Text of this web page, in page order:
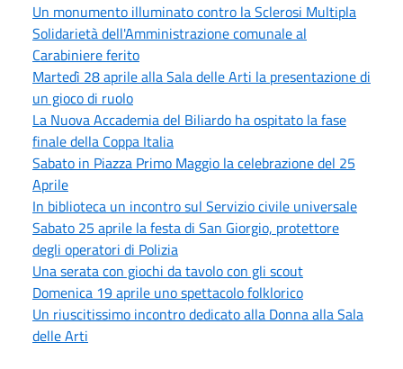
Un monumento illuminato contro la Sclerosi Multipla
Solidarietà dell'Amministrazione comunale al
Carabiniere ferito
Martedì 28 aprile alla Sala delle Arti la presentazione di
un gioco di ruolo
La Nuova Accademia del Biliardo ha ospitato la fase
finale della Coppa Italia
Sabato in Piazza Primo Maggio la celebrazione del 25
Aprile
In biblioteca un incontro sul Servizio civile universale
Sabato 25 aprile la festa di San Giorgio, protettore
degli operatori di Polizia
Una serata con giochi da tavolo con gli scout
Domenica 19 aprile uno spettacolo folklorico
Un riuscitissimo incontro dedicato alla Donna alla Sala
delle Arti